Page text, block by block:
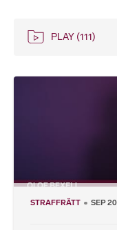
PLAY (111)
STRAFFRÄTT SEP